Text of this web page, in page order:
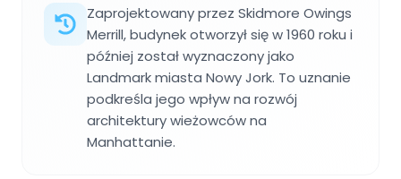
Zaprojektowany przez Skidmore Owings
Merrill, budynek otworzył się w 1960 roku i
później został wyznaczony jako
Landmark miasta Nowy Jork. To uznanie
podkreśla jego wpływ na rozwój
architektury wieżowców na
Manhattanie.